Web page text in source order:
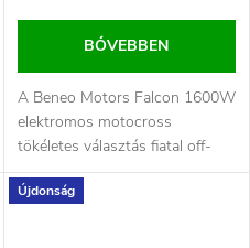
BŐVEBBEN
A Beneo Motors Falcon 1600W
elektromos motocross
tökéletes választás fiatal off-
road rajongóknak. Modern...
Újdonság